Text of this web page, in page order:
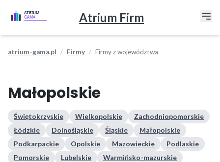
Atrium Firm
atrium-gama.pl Firmy Firmy z województwa
Małopolskie
Świętokrzyskie Wielkopolskie
Zachodniopomorskie
Łódzkie
Dolnośląskie Śląskie
Małopolskie
Podkarpackie
Opolskie Mazowieckie
Podlaskie
Pomorskie
Lubelskie
Warmińsko-mazurskie